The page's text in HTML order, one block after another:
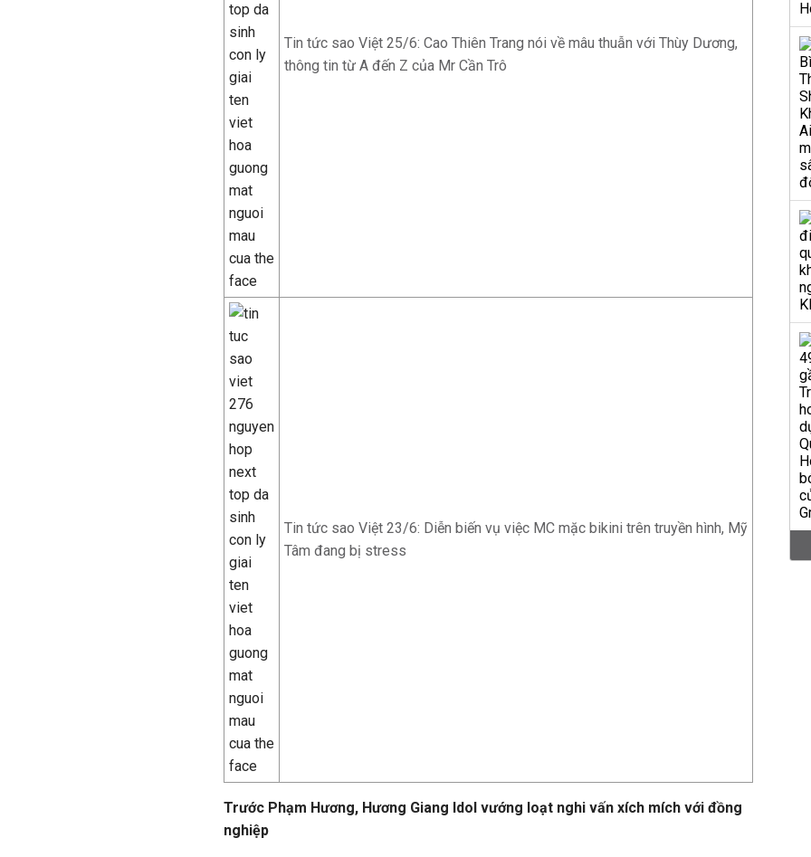
Tin tức sao Việt 25/6: Cao Thiên Trang nói về mâu thuẫn với Thùy Dương,
thông tin từ A đến Z của Mr Cần Trô
Tin tức sao Việt 23/6: Diễn biến vụ việc MC mặc bikini trên truyền hình, Mỹ
Tâm đang bị stress
Trước Phạm Hương, Hương Giang Idol vướng loạt nghi vấn xích mích với đồng
nghiệp